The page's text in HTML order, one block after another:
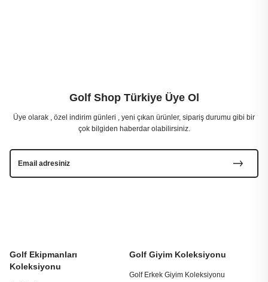
Golf Ekipmanları
Koleksiyonu
Golf Giyim Koleksiyonu
Golf Erkek Giyim Koleksiyonu
Golf Shop Türkiye Üye Ol
Üye olarak , özel indirim günleri , yeni çıkan ürünler, sipariş durumu gibi bir
çok bilgiden haberdar olabilirsiniz.